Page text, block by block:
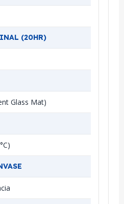
(20HR)
Glass Mat)